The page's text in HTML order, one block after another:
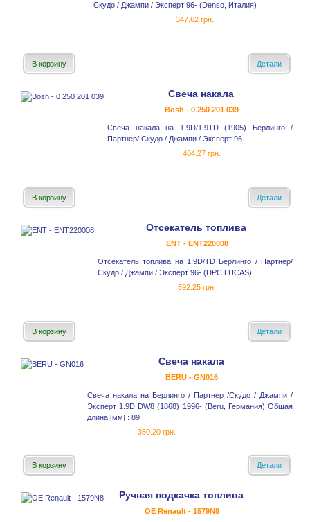
Скудо / Джампи / Эксперт 96- (Denso, Италия)
347.62 грн.
В корзину Детали
Свеча накала
Bosh - 0 250 201 039
Свеча накала на 1.9D/1.9TD (1905) Берлинго /
Партнер/ Скудо / Джампи / Эксперт 96-
404.27 грн.
В корзину Детали
Отсекатель топлива
ENT - ENT220008
Отсекатель топлива на 1.9D/TD Берлинго / Партнер/
Скудо / Джампи / Эксперт 96- (DPC LUCAS)
592.25 грн.
В корзину Детали
Свеча накала
BERU - GN016
Свеча накала на Берлинго / Партнер /Скудо / Джампи /
Эксперт 1.9D DW8 (1868) 1996- (Beru, Германия) Общая
длина [мм] : 89
350.20 грн.
В корзину Детали
Ручная подкачка топлива
OE Renault - 1579N8